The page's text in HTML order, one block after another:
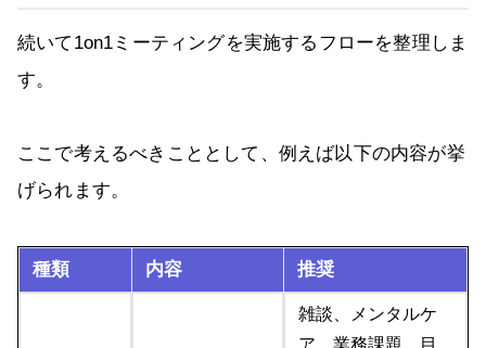
続いて1on1ミーティングを実施するフローを整理しま
す。
ここで考えるべきこととして、例えば以下の内容が挙
げられます。
種類 内容 推奨
雑談、メンタルケ